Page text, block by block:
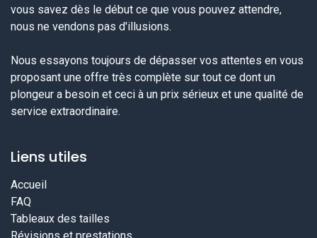
vous savez dès le début ce que vous pouvez attendre,
nous ne vendons pas d'illusions.
Nous essayons toujours de dépasser vos attentes en vous
proposant une offre très complète sur tout ce dont un
plongeur a besoin et ceci à un prix sérieux et une qualité de
service extraordinaire.
Liens utiles
Accueil
FAQ
Tableaux des tailles
Révisions et prestations